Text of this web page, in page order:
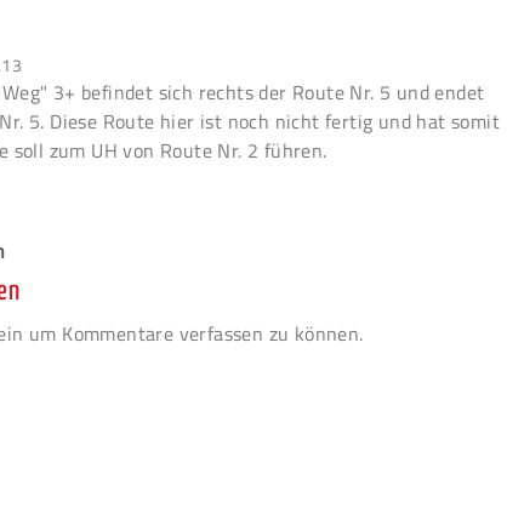
3+ befindet sich rechts der Route Nr. 5 und endet
5. Diese Route hier ist noch nicht fertig und hat somit
soll zum UH von Route Nr. 2 führen.
um Kommentare verfassen zu können.